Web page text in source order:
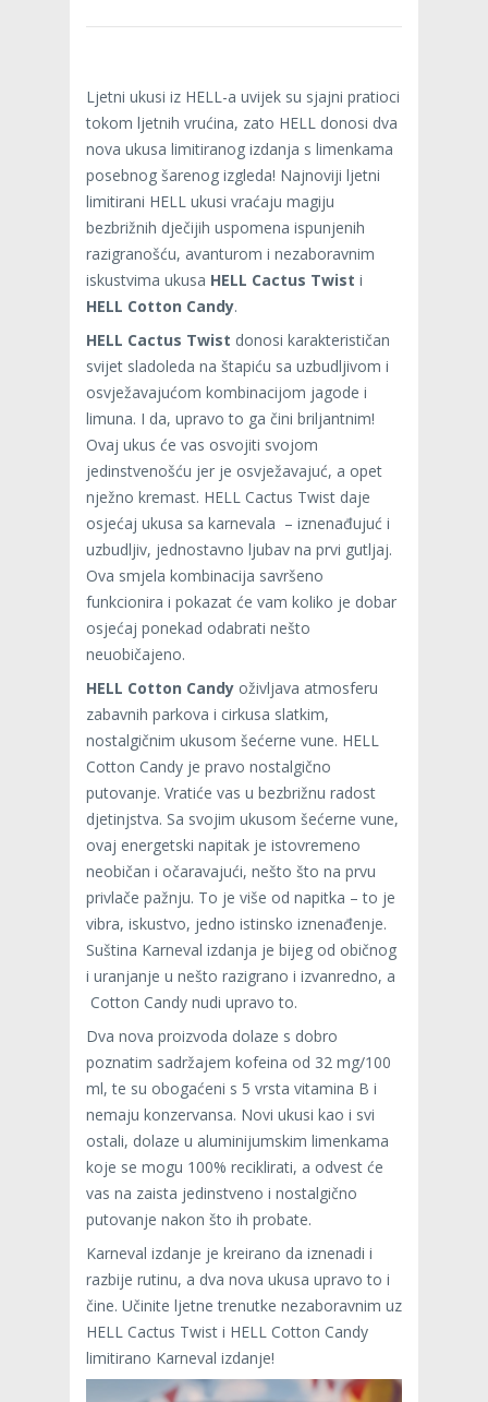
Ljetni ukusi iz HELL-a uvijek su sjajni pratioci
tokom ljetnih vrućina, zato HELL donosi dva
nova ukusa limitiranog izdanja s limenkama
posebnog šarenog izgleda! Najnoviji ljetni
limitirani HELL ukusi vraćaju magiju
bezbrižnih dječijih uspomena ispunjenih
razigranošću, avanturom i nezaboravnim
iskustvima ukusa HELL Cactus Twist i
HELL Cotton Candy.
HELL Cactus Twist donosi karakterističan
svijet sladoleda na štapiću sa uzbudljivom i
osvježavajućom kombinacijom jagode i
limuna. I da, upravo to ga čini briljantnim!
Ovaj ukus će vas osvojiti svojom
jedinstvenošću jer je osvježavajuć, a opet
nježno kremast. HELL Cactus Twist daje
osjećaj ukusa sa karnevala – iznenađujuć i
uzbudljiv, jednostavno ljubav na prvi gutljaj.
Ova smjela kombinacija savršeno
funkcionira i pokazat će vam koliko je dobar
osjećaj ponekad odabrati nešto
neuobičajeno.
HELL Cotton Candy oživljava atmosferu
zabavnih parkova i cirkusa slatkim,
nostalgičnim ukusom šećerne vune. HELL
Cotton Candy je pravo nostalgično
putovanje. Vratiće vas u bezbrižnu radost
djetinjstva. Sa svojim ukusom šećerne vune,
ovaj energetski napitak je istovremeno
neobičan i očaravajući, nešto što na prvu
privlače pažnju. To je više od napitka – to je
vibra, iskustvo, jedno istinsko iznenađenje.
Suština Karneval izdanja je bijeg od običnog
i uranjanje u nešto razigrano i izvanredno, a
Cotton Candy nudi upravo to.
Dva nova proizvoda dolaze s dobro
poznatim sadržajem kofeina od 32 mg/100
ml, te su obogaćeni s 5 vrsta vitamina B i
nemaju konzervansa. Novi ukusi kao i svi
ostali, dolaze u aluminijumskim limenkama
koje se mogu 100% reciklirati, a odvest će
vas na zaista jedinstveno i nostalgično
putovanje nakon što ih probate.
Karneval izdanje je kreirano da iznenadi i
razbije rutinu, a dva nova ukusa upravo to i
čine. Učinite ljetne trenutke nezaboravnim uz
HELL Cactus Twist i HELL Cotton Candy
limitirano Karneval izdanje!